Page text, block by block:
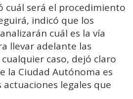
cuál será el procedimiento
indicó que los
cuál es la vía
llevar adelante las
caso, dejó claro
la Ciudad Autónoma es
legales que